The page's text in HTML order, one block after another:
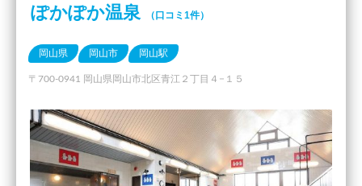
ぽかぽか温泉 （口コミ1件）
岡山県 岡山市 岡山駅
〒700-0941 岡山県岡山市北区青江２丁目４−１５